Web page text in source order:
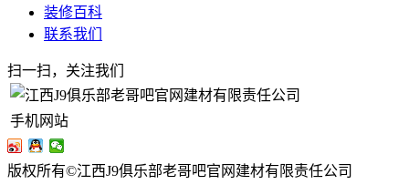
装修百科
联系我们
扫一扫，关注我们
手机网站
版权所有©江西J9俱乐部老哥吧官网建材有限责任公司